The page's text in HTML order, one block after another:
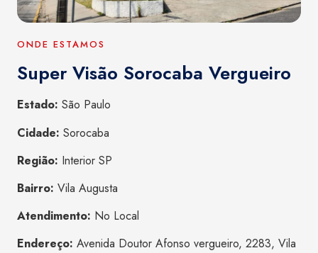
ONDE ESTAMOS
Super Visão Sorocaba Vergueiro
Estado: São Paulo
Cidade: Sorocaba
Região: Interior SP
Bairro: Vila Augusta
Atendimento: No Local
Endereço: Avenida Doutor Afonso vergueiro, 2283, Vila